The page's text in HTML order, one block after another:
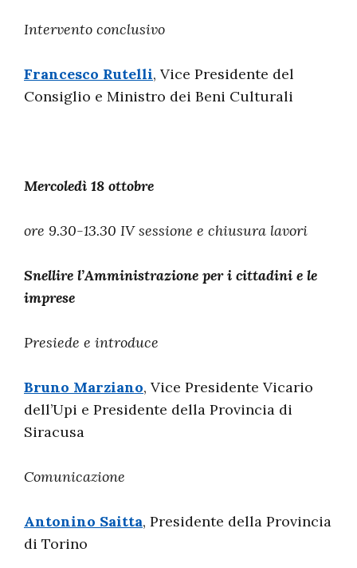
Intervento conclusivo
Francesco Rutelli, Vice Presidente del
Consiglio e Ministro dei Beni Culturali
Mercoledì 18 ottobre
ore 9.30-13.30 IV sessione e chiusura lavori
Snellire l’Amministrazione per i cittadini e le
imprese
Presiede e introduce
Bruno Marziano, Vice Presidente Vicario
dell’Upi e Presidente della Provincia di
Siracusa
Comunicazione
Antonino Saitta, Presidente della Provincia
di Torino